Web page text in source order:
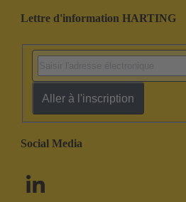
Lettre d'information HARTING
Aller à l'inscription
Social Media